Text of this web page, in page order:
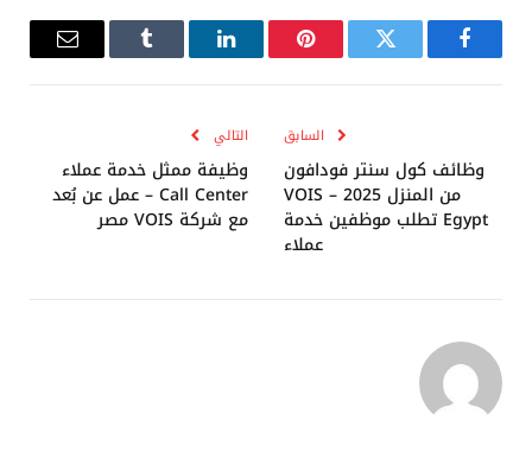
فيسبوك تويتر بينتيريستلينكدإن Tumblr
البريد
السابق
وظائف كول سنتر فودافون
من المنزل 2025 – VOIS
Egypt تطلب موظفين خدمة
عملاء
التالي
وظيفة ممثل خدمة عملاء
Call Center – عمل عن بُعد
مع شركة VOIS مصر